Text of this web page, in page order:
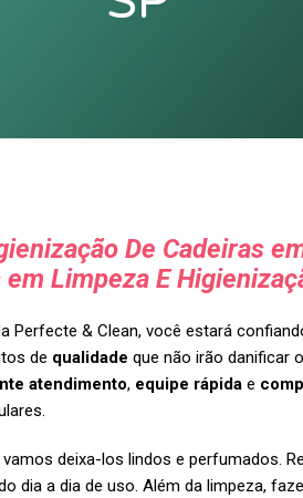
De Cadeiras
Limpeza E
Perfecte & Clean, você estará
de qualidade que não irão danificar
atendimento, equipe rápida e
deixa-los lindos e perfumados.
dia a dia de uso. Além da limpeza,